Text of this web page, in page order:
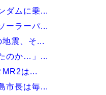
ダムに乗...
ーラーパ...
震、そ...
のか…」...
MR2は...
市長は毎...